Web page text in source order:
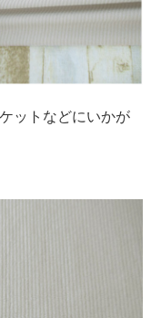
ットなどにいかが